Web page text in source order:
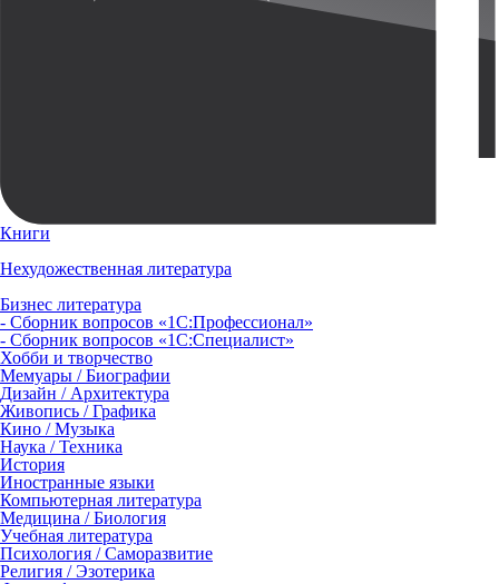
Книги
Нехудожественная литература
Бизнес литература
- Сборник вопросов «1С:Профессионал»
- Сборник вопросов «1С:Специалист»
Хобби и творчество
Мемуары / Биографии
Дизайн / Архитектура
Живопись / Графика
Кино / Музыка
Наука / Техника
История
Иностранные языки
Компьютерная литература
Медицина / Биология
Учебная литература
Психология / Саморазвитие
Религия / Эзотерика